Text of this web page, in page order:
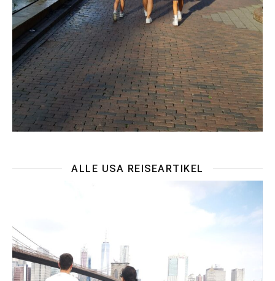
ALLE USA REISEARTIKEL